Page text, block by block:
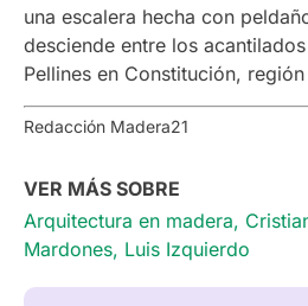
una escalera hecha con
desciende entre los
Pellines en Constitución,
Redacción Madera21
VER MÁS SOBRE
Arquitectura en madera,
Mardones, Luis Izquierdo